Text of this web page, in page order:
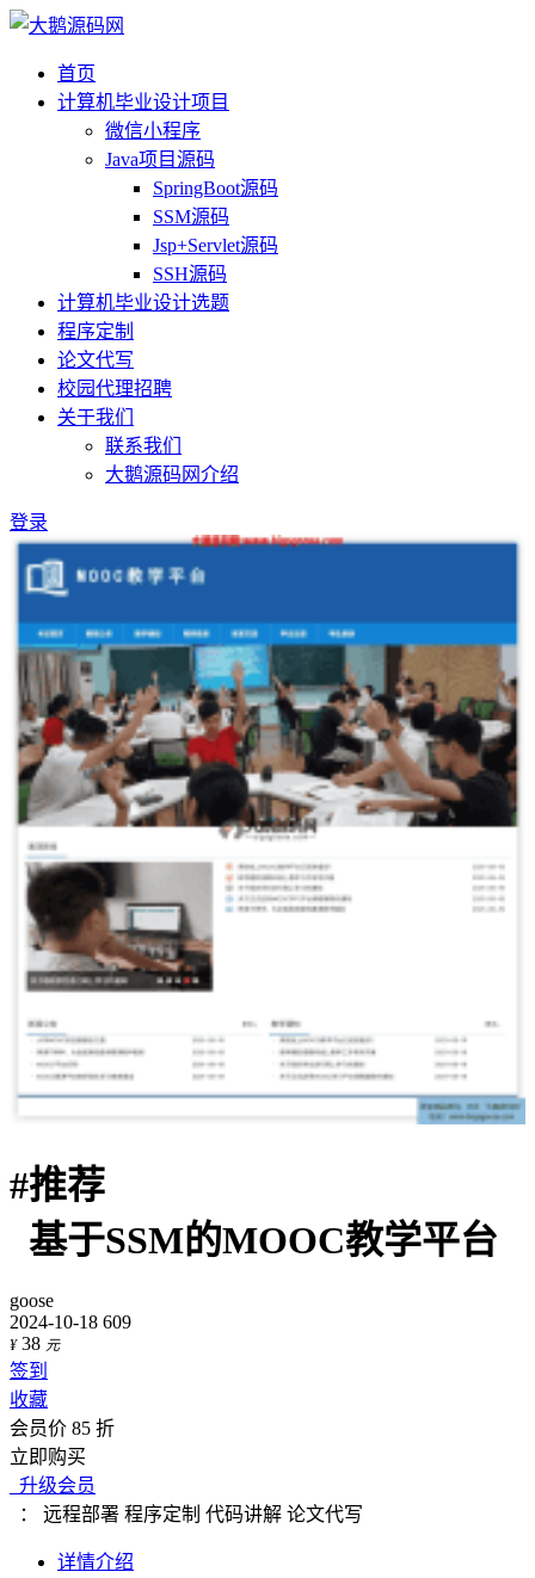
首页
计算机毕业设计项目
微信小程序
Java项目源码
SpringBoot源码
SSM源码
Jsp+Servlet源码
SSH源码
计算机毕业设计选题
程序定制
论文代写
校园代理招聘
关于我们
联系我们
大鹅源码网介绍
登录
#推荐
基于SSM的MOOC教学平台
goose
2024-10-18 609
¥ 38 元
签到
收藏
会员价 85 折
立即购买
升级会员
： 远程部署 程序定制 代码讲解 论文代写
详情介绍